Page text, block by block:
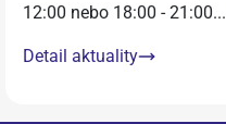
12:00 nebo 18:00 - 21:00...
Detail aktuality